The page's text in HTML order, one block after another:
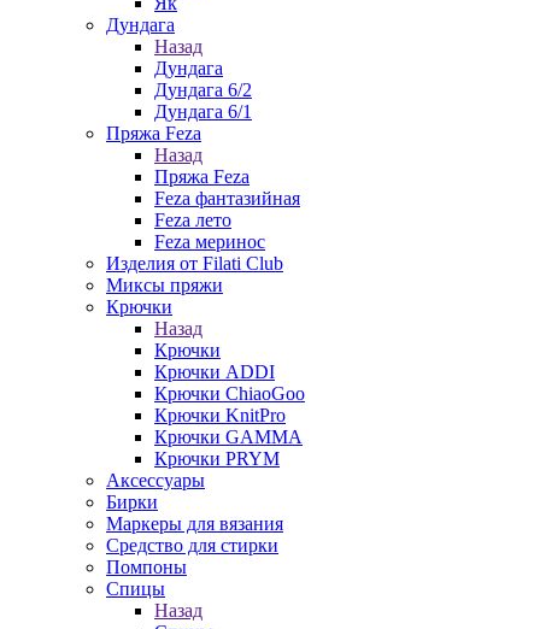
Дундага
Назад
Дундага
Дундага 6/2
Дундага 6/1
Пряжа Feza
Назад
Пряжа Feza
Feza фантазийная
Feza лето
Feza меринос
Изделия от Filati Club
Миксы пряжи
Крючки
Назад
Крючки
Крючки ADDI
Крючки ChiaoGoo
Крючки KnitPro
Крючки GAMMA
Крючки PRYM
Аксессуары
Бирки
Маркеры для вязания
Средство для стирки
Помпоны
Спицы
Назад